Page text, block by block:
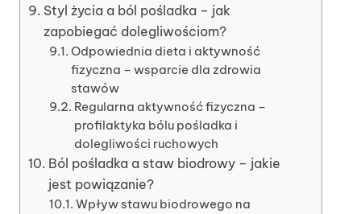
Styl życia a ból pośladka – jak
zapobiegać dolegliwościom?
Odpowiednia dieta i aktywność
fizyczna – wsparcie dla zdrowia
stawów
Regularna aktywność fizyczna –
profilaktyka bólu pośladka i
dolegliwości ruchowych
Ból pośladka a staw biodrowy – jakie
jest powiązanie?
Wpływ stawu biodrowego na